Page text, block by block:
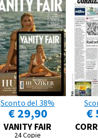
Sconto del 38%
€ 29,90
VANITY FAIR
24 Copie
€